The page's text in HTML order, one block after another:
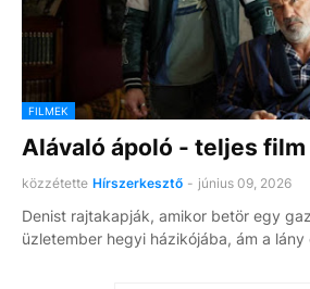
FILMEK
Alávaló ápoló - teljes film
közzétette Hírszerkesztő - június 09, 2026
Denist rajtakapják, amikor betör egy
üzletember hegyi házikójába, ám a